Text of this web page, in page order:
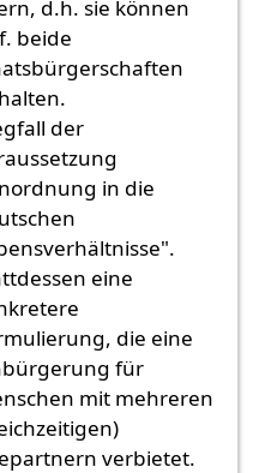
d.h. sie können
beide
der
in die
eine
die eine
für
mit mehreren
verbietet.